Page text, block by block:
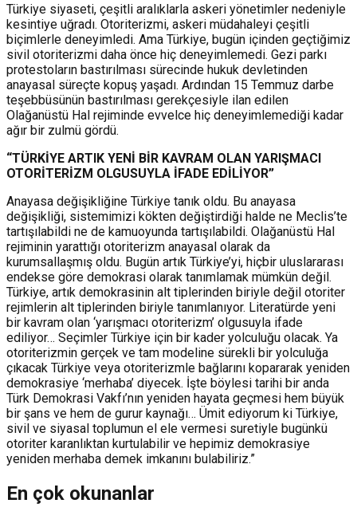
Türkiye siyaseti, çeşitli aralıklarla askeri yönetimler nedeniyle
kesintiye uğradı. Otoriterizmi, askeri müdahaleyi çeşitli
biçimlerle deneyimledi. Ama Türkiye, bugün içinden geçtiğimiz
sivil otoriterizmi daha önce hiç deneyimlemedi. Gezi parkı
protestoların bastırılması sürecinde hukuk devletinden
anayasal süreçte kopuş yaşadı. Ardından 15 Temmuz darbe
teşebbüsünün bastırılması gerekçesiyle ilan edilen
Olağanüstü Hal rejiminde evvelce hiç deneyimlemediği kadar
ağır bir zulmü gördü.
“TÜRKİYE ARTIK YENİ BİR KAVRAM OLAN YARIŞMACI
OTORİTERİZM OLGUSUYLA İFADE EDİLİYOR”
Anayasa değişikliğine Türkiye tanık oldu. Bu anayasa
değişikliği, sistemimizi kökten değiştirdiği halde ne Meclis’te
tartışılabildi ne de kamuoyunda tartışılabildi. Olağanüstü Hal
rejiminin yarattığı otoriterizm anayasal olarak da
kurumsallaşmış oldu. Bugün artık Türkiye’yi, hiçbir uluslararası
endekse göre demokrasi olarak tanımlamak mümkün değil.
Türkiye, artık demokrasinin alt tiplerinden biriyle değil otoriter
rejimlerin alt tiplerinden biriyle tanımlanıyor. Literatürde yeni
bir kavram olan ‘yarışmacı otoriterizm’ olgusuyla ifade
ediliyor… Seçimler Türkiye için bir kader yolculuğu olacak. Ya
otoriterizmin gerçek ve tam modeline sürekli bir yolculuğa
çıkacak Türkiye veya otoriterizmle bağlarını kopararak yeniden
demokrasiye ‘merhaba’ diyecek. İşte böylesi tarihi bir anda
Türk Demokrasi Vakfı’nın yeniden hayata geçmesi hem büyük
bir şans ve hem de gurur kaynağı… Ümit ediyorum ki Türkiye,
sivil ve siyasal toplumun el ele vermesi suretiyle bugünkü
otoriter karanlıktan kurtulabilir ve hepimiz demokrasiye
yeniden merhaba demek imkanını bulabiliriz.”
En çok okunanlar